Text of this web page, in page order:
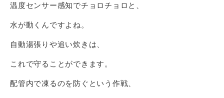
温度センサー感知でチョロチョロと、
水が動くんですよね。
自動湯張りや追い炊きは、
これで守ることができます。
配管内で凍るのを防ぐという作戦、